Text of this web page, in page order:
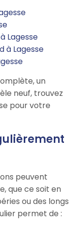
Lagesse
à Lagesse
un
neuf, trouvez
pour votre
peuvent
que ce soit en
ou des longs
permet de :